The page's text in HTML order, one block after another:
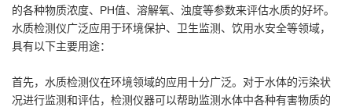
的各种物质浓度、PH值、溶解氧、浊度等参数来评估水质的好坏。
水质检测仪广泛应用于环境保护、卫生监测、饮用水安全等领域，
具有以下主要用途：
首先，水质检测仪在环境领域的应用十分广泛。对于水体的污染状
况进行监测和评估，检测仪器可以帮助监测水体中各种有害物质的